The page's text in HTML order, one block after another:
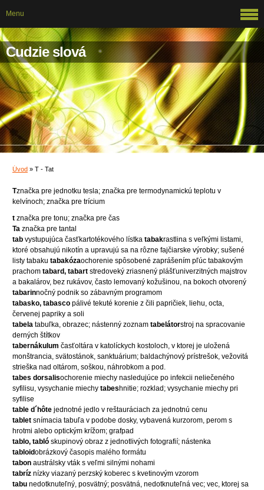
Cudzie slová
Úvod » T - Tat
Tznačka pre jednotku tesla; značka pre termodynamickú teplotu v
kelvínoch; značka pre trícium
t značka pre tonu; značka pre čas
Ta značka pre tantal
tab vystupujúca časťkartotékového lístka tabakrastlina s veľkými listami,
ktoré obsahujú nikotín a upravujú sa na rôzne fajčiarske výrobky; sušené
listy tabaku tabakózaochorenie spôsobené zaprášením pľúc tabakovým
prachom tabard, tabart stredoveký zriasnený plášťuniverzitných majstrov
a bakalárov, bez rukávov, často lemovaný kožušinou, na bokoch otvorený
tabarinnočný podnik so zábavným programom
tabasko, tabasco pálivé tekuté korenie z čili papričiek, liehu, octa,
červenej papriky a soli
tabela tabuľka, obrazec; nástenný zoznam tabelátorstroj na spracovanie
derných štítkov
tabernákulum časťoltára v katolíckych kostoloch, v ktorej je uložená
monštrancia, svätostánok, sanktuárium; baldachýnový prístrešok, vežovitá
strieška nad oltárom, soškou, náhrobkom a pod.
tabes dorsalisochorenie miechy nasledujúce po infekcii neliečeného
syfilisu, vysychanie miechy tabeshnitie; rozklad; vysychanie miechy pri
syfilise
table d´hôte jednotné jedlo v reštauráciach za jednotnú cenu
tablet snímacia tabuľa v podobe dosky, vybavená kurzorom, perom s
hrotmi alebo optickým krížom; grafpad
tablo, tabló skupinový obraz z jednotlivých fotografií; nástenka
tabloidobrázkový časopis malého formátu
tabon austrálsky vták s veľmi silnými nohami
tabríz nízky viazaný perzský koberec s kvetinovým vzorom
tabu nedotknuteľný, posvätný; posvätná, nedotknuteľná vec; vec, ktorej sa
Menu